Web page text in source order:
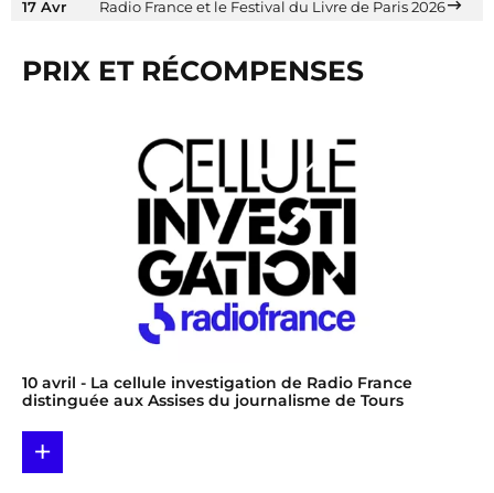
17 Avr Radio France et le Festival du Livre de Paris 2026
PRIX ET RÉCOMPENSES
10 avril - La cellule investigation de Radio France
distinguée aux Assises du journalisme de Tours
+